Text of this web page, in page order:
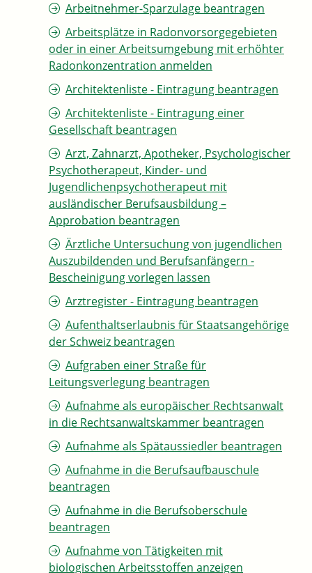
Arbeitnehmer-Sparzulage beantragen
Arbeitsplätze in Radonvorsorgegebieten
oder in einer Arbeitsumgebung mit erhöhter
Radonkonzentration anmelden
Architektenliste - Eintragung beantragen
Architektenliste - Eintragung einer
Gesellschaft beantragen
Arzt, Zahnarzt, Apotheker, Psychologischer
Psychotherapeut, Kinder- und
Jugendlichenpsychotherapeut mit
ausländischer Berufsausbildung –
Approbation beantragen
Ärztliche Untersuchung von jugendlichen
Auszubildenden und Berufsanfängern -
Bescheinigung vorlegen lassen
Arztregister - Eintragung beantragen
Aufenthaltserlaubnis für Staatsangehörige
der Schweiz beantragen
Aufgraben einer Straße für
Leitungsverlegung beantragen
Aufnahme als europäischer Rechtsanwalt
in die Rechtsanwaltskammer beantragen
Aufnahme als Spätaussiedler beantragen
Aufnahme in die Berufsaufbauschule
beantragen
Aufnahme in die Berufsoberschule
beantragen
Aufnahme von Tätigkeiten mit
biologischen Arbeitsstoffen anzeigen